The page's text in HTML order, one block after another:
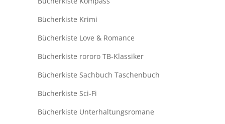
Bücherkiste Krimi
Bücherkiste Love & Romance
Bücherkiste rororo TB-Klassiker
Bücherkiste Sachbuch Taschenbuch
Bücherkiste Sci-Fi
Bücherkiste Unterhaltungsromane